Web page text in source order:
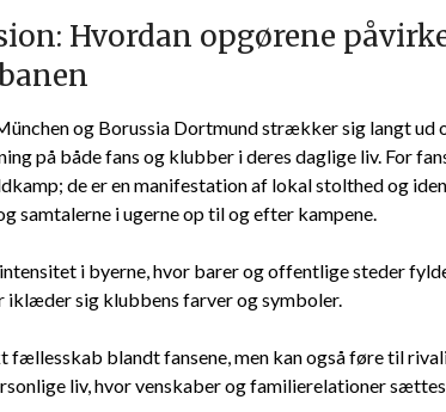
Hvordan opgørene
og Borussia Dortmund strækker sig langt ud
på både fans og klubber i deres daglige liv. For
de er en manifestation af lokal stolthed og
samtalerne i ugerne op til og efter kampene.
i byerne, hvor barer og offentlige steder
iklæder sig klubbens farver og symboler.
fællesskab blandt fansene, men kan også føre til
liv, hvor venskaber og familierelationer